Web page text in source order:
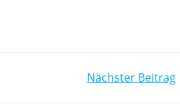
Nächster Beitrag